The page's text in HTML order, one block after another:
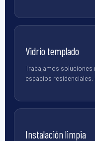
Vidrio templado
Trabajamos soluciones
espacios
Instalación limpia